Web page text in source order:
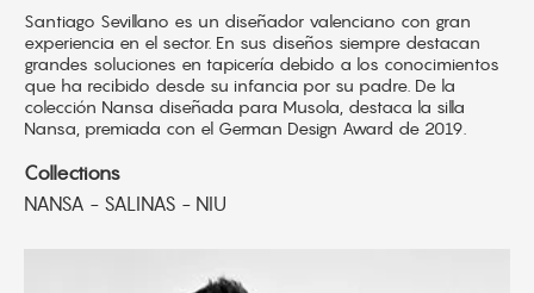
Santiago Sevillano es un diseñador valenciano con gran
experiencia en el sector. En sus diseños siempre destacan
grandes soluciones en tapicería debido a los conocimientos
que ha recibido desde su infancia por su padre. De la
colección Nansa diseñada para Musola, destaca la silla
Nansa, premiada con el German Design Award de 2019.
Collections
NANSA - SALINAS - NIU